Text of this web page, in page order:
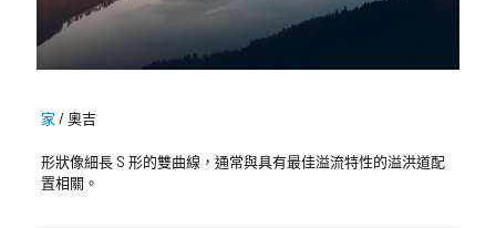
家 /奧吉
形狀像細長 S 形的雙曲線，通常與具有最佳溢流特性的溢洪道配
置相關。